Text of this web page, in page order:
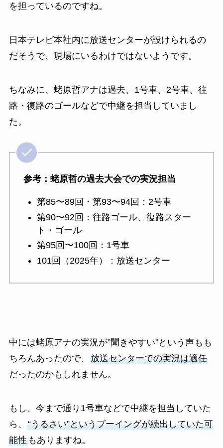
を担っているのですね。
日本テレビ本社内に放送センターが設けられるの
だそうで、現場にいるわけではないようです。
ちなみに、蛯原哲アナは過去、1号車、2号車、往
路・復路のゴールなどで中継を担当していまし
た。
参考：蛯原哲の過去大会での実況担当
第85〜89回・第93〜94回：2号車
第90〜92回：往路ゴール、復路スター
ト・ゴール
第95回〜100回：1号車
101回（2025年）：放送センター
中には蛯原アナの実況が”聞きやすい”という声もも
ちろんあったので、 放送センターでの実況は適任
だったのかもしれません。
もし、今まで通り1号車などで中継を担当していた
ら、 “うるさい”というブーイングが続出していた可
能性もありますね。